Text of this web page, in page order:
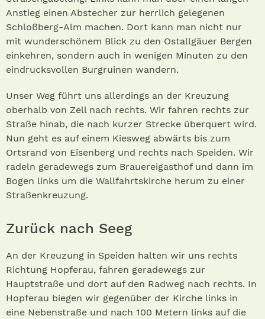
Anstieg einen Abstecher zur herrlich gelegenen
Schloßberg-Alm machen. Dort kann man nicht nur
mit wunderschönem Blick zu den Ostallgäuer Bergen
einkehren, sondern auch in wenigen Minuten zu den
eindrucksvollen Burgruinen wandern.
Unser Weg führt uns allerdings an der Kreuzung
oberhalb von Zell nach rechts. Wir fahren rechts zur
Straße hinab, die nach kurzer Strecke überquert wird.
Nun geht es auf einem Kiesweg abwärts bis zum
Ortsrand von Eisenberg und rechts nach Speiden. Wir
radeln geradewegs zum Brauereigasthof und dann im
Bogen links um die Wallfahrtskirche herum zu einer
Straßenkreuzung.
Zurück nach Seeg
An der Kreuzung in Speiden halten wir uns rechts
Richtung Hopferau, fahren geradewegs zur
Hauptstraße und dort auf den Radweg nach rechts. In
Hopferau biegen wir gegenüber der Kirche links in
eine Nebenstraße und nach 100 Metern links auf die